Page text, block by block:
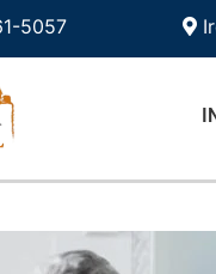
5057